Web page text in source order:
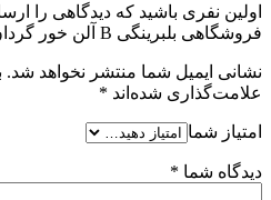
اولین نفری باشید که دیدگاهی را
فروشگاهی بلبرینگی B آلن خور گردان ترمزدار قطر 125 میلی متر”
نشانی ایمیل شما منتشر نخواهد شد.
علامت‌گذاری شده‌اند *
امتیاز شما
دیدگاه شما *